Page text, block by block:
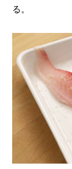
る。